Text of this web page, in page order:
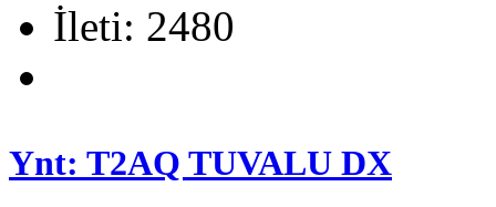
İleti: 2480
Ynt: T2AQ TUVALU DX